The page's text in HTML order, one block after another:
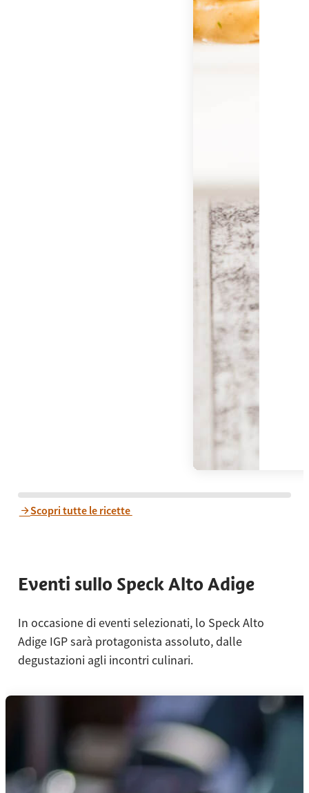
Scopri tutte le ricette
Eventi sullo Speck Alto Adige
In occasione di eventi selezionati, lo Speck Alto
Adige IGP sarà protagonista assoluto, dalle
degustazioni agli incontri culinari.